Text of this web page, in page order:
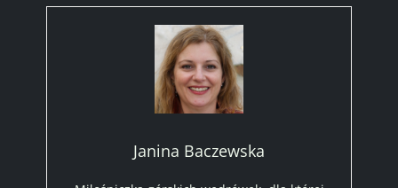
Janina Baczewska